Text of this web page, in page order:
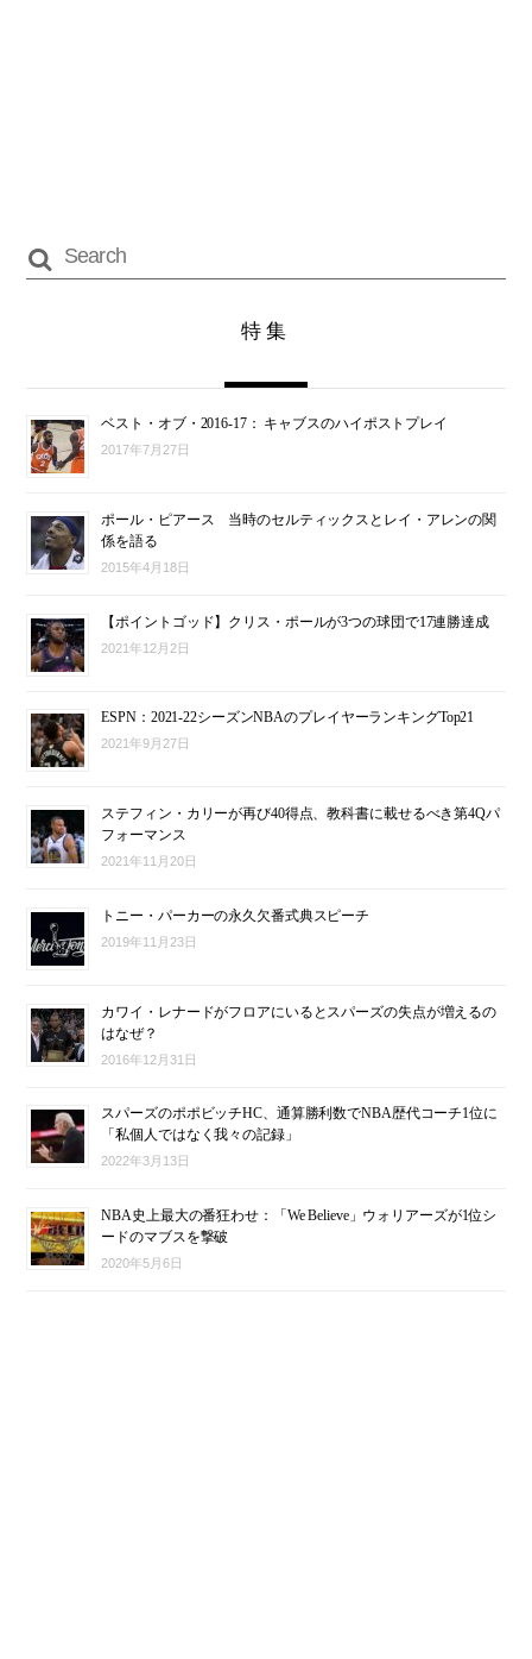
特集
ベスト・オブ・2016-17： キャブスのハイポストプレイ
2017年7月27日
ポール・ピアース 当時のセルティックスとレイ・アレンの関
係を語る
2015年4月18日
【ポイントゴッド】クリス・ポールが3つの球団で17連勝達成
2021年12月2日
ESPN：2021-22シーズンNBAのプレイヤーランキングTop21
2021年9月27日
ステフィン・カリーが再び40得点、教科書に載せるべき第4Qパ
フォーマンス
2021年11月20日
トニー・パーカーの永久欠番式典スピーチ
2019年11月23日
カワイ・レナードがフロアにいるとスパーズの失点が増えるの
はなぜ？
2016年12月31日
スパーズのポポビッチHC、通算勝利数でNBA歴代コーチ1位に
「私個人ではなく我々の記録」
2022年3月13日
NBA史上最大の番狂わせ：「We Believe」ウォリアーズが1位シ
ードのマブスを撃破
2020年5月6日